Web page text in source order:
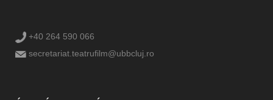
+40 264 590 066
secretariat.teatrufilm@ubbcluj.ro